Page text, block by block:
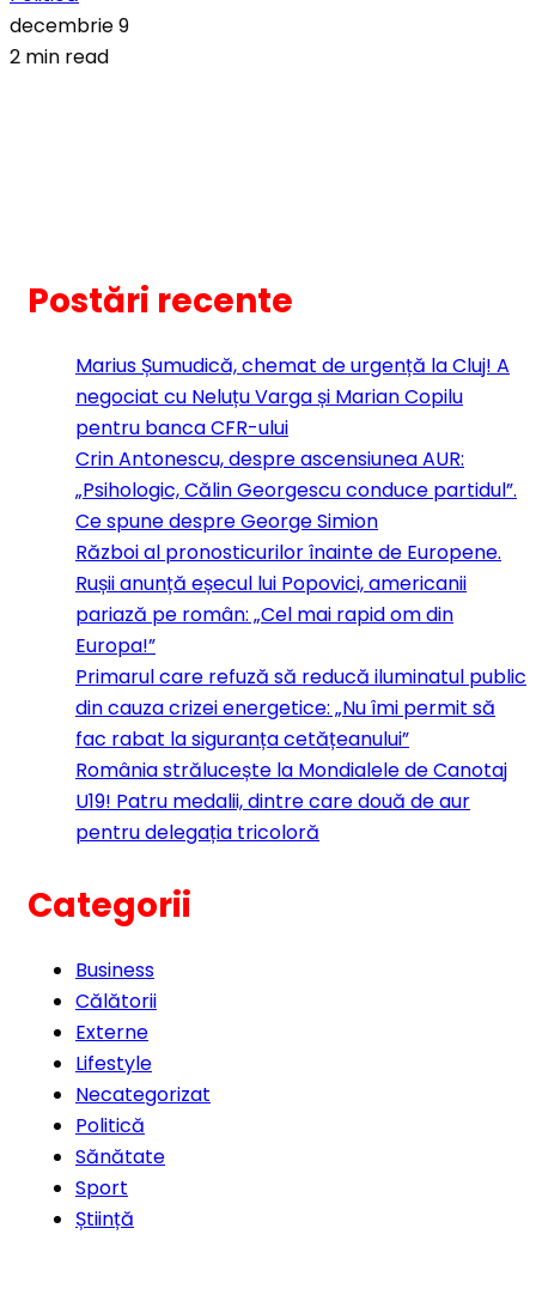
decembrie 9
2 min read
Postări recente
Marius Șumudică, chemat de urgență la Cluj! A
negociat cu Neluțu Varga și Marian Copilu
pentru banca CFR-ului
Crin Antonescu, despre ascensiunea AUR:
„Psihologic, Călin Georgescu conduce partidul”.
Ce spune despre George Simion
Război al pronosticurilor înainte de Europene.
Rușii anunță eșecul lui Popovici, americanii
pariază pe român: „Cel mai rapid om din
Europa!”
Primarul care refuză să reducă iluminatul public
din cauza crizei energetice: „Nu îmi permit să
fac rabat la siguranța cetățeanului”
România strălucește la Mondialele de Canotaj
U19! Patru medalii, dintre care două de aur
pentru delegația tricoloră
Categorii
Business
Călătorii
Externe
Lifestyle
Necategorizat
Politică
Sănătate
Sport
Știință